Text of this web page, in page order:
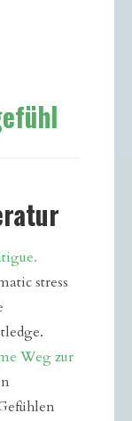
stress
Weg zur